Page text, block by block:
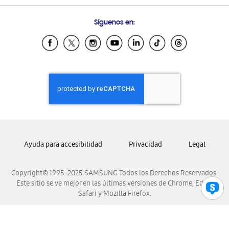
Samsung Ecuador
Samsung El Salvador
Samsung Honduras
Samsung Nicaragua
Samsung Panamá
Samsung Venezuela
Síguenos en:
Copyright© 1995-2025 SAMSUNG Todos los Derechos Reservados.
Este sitio se ve mejor en las últimas versiones de Chrome, Edge,
Safari y Mozilla Firefox.
Ayuda para accesibilidad Privacidad Legal